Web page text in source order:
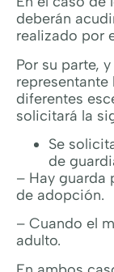
deberán
realizado por
Por su parte,
diferentes
solicitará la
Se
de
– Hay guarda
de adopción.
– Cuando el
adulto.